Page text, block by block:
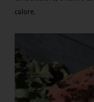
calore.